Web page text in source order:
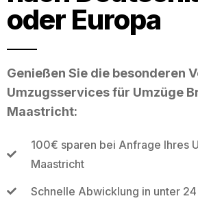
oder Europa
Genießen Sie die besonderen
Umzugsservices für Umzüge
Maastricht:
100€ sparen bei Anfrage Ihres
Maastricht
Schnelle Abwicklung in unter